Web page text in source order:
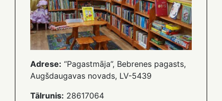
Adrese: “Pagastmāja”, Bebrenes pagasts,
Augšdaugavas novads, LV-5439
Tālrunis: 28617064